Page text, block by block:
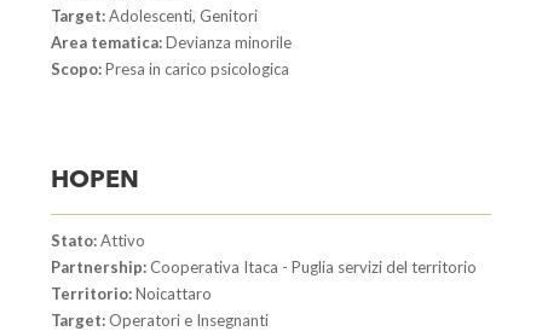
Target:Adolescenti, Genitori
Area tematica:Devianza minorile
Scopo:Presa in carico psicologica
HOPEN
Stato:Attivo
Partnership:Cooperativa Itaca - Puglia servizi del territorio
Territorio:Noicattaro
Target:Operatori e Insegnanti